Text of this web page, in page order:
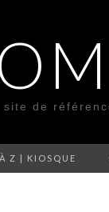
site de
Z | KIOSQUE